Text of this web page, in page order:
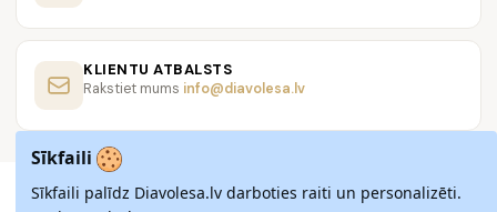
KLIENTU ATBALSTS
Rakstiet mums info@diavolesa.lv
Sīkfaili
Sīkfaili palīdz Diavolesa.lv darboties raiti un personalizēti.